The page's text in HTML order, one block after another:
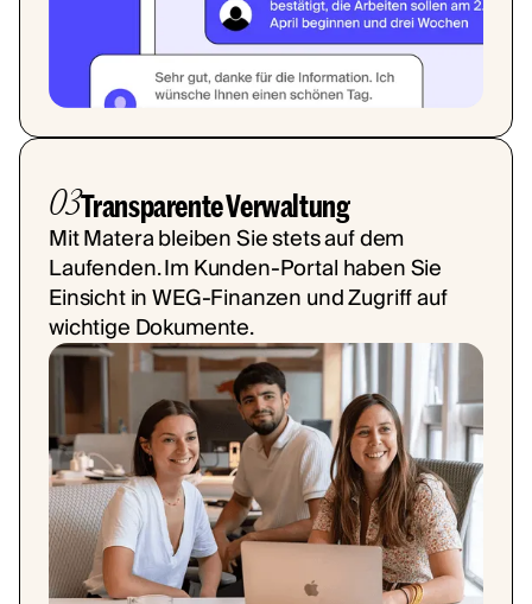
03Transparente Verwaltung
Mit Matera bleiben Sie stets auf dem
Laufenden. Im Kunden-Portal haben Sie
Einsicht in WEG-Finanzen und Zugriff auf
wichtige Dokumente.